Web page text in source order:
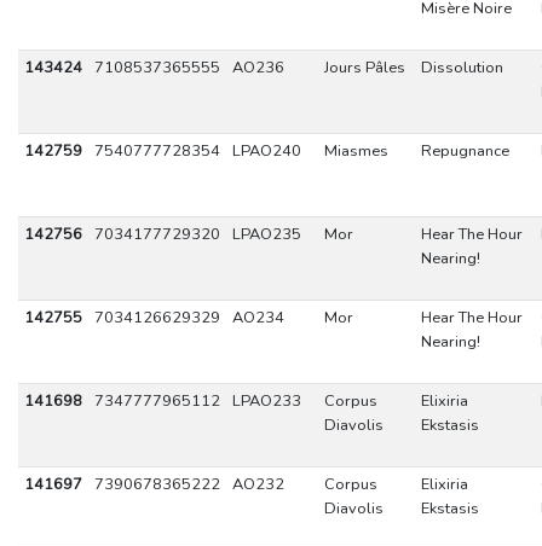
Misère Noire
143424 7108537365555 AO236 Jours Pâles Dissolution
142759 7540777728354 LPAO240 Miasmes Repugnance
142756 7034177729320 LPAO235 Mor
Hear The Hour
Nearing!
142755 7034126629329 AO234 Mor
Hear The Hour
Nearing!
141698 7347777965112 LPAO233
Corpus
Diavolis
Elixiria
Ekstasis
141697 7390678365222 AO232
Corpus
Diavolis
Elixiria
Ekstasis